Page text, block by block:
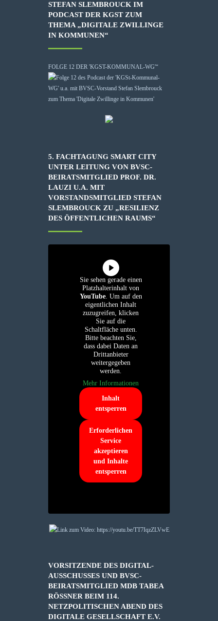
STEFAN SLEMBROUCK IM
PODCAST DER KGST ZUM
THEMA „DIGITALE ZWILLINGE
IN KOMMUNEN“
FOLGE 12 DER 'KGST-KOMMUNAL-WG'“
5. FACHTAGUNG SMART CITY
UNTER LEITUNG VON BVSC-
BEIRATSMITGLIED PROF. DR.
LAUZI U.A. MIT
VORSTANDSMITGLIED STEFAN
SLEMBROUCK ZU „RESILIENZ
DES ÖFFENTLICHEN RAUMS“
Sie sehen gerade einen
Platzhalterinhalt von
YouTube. Um auf den
eigentlichen Inhalt
zuzugreifen, klicken
Sie auf die
Schaltfläche unten.
Bitte beachten Sie,
dass dabei Daten an
Drittanbieter
weitergegeben
werden.
Mehr Informationen
Inhalt
entsperren
Erforderlichen
Service
akzeptieren
und Inhalte
entsperren
VORSITZENDE DES DIGITAL-
AUSSCHUSSES UND BVSC-
BEIRATSMITGLIED MDB TABEA
RÖSSNER BEIM 114. N
ETZPOLITISCHEN ABEND DES D
IGITALE GESELLSCHAFT E.V.